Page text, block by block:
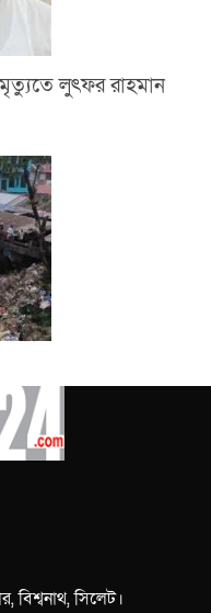
লুৎফর রাহমান
বিশ্বনাথ, সিলেট।